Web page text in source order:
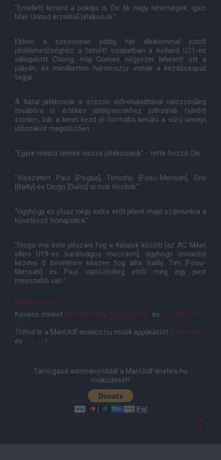
"Emellett kiment a bokája is. De ők nagy tehetségek, igazi
Man United érzelmű játékosok."
Ebben a szezonban eddig hat alkalommal jutott
játéklehetőséghez a felnőtt csapatban a holland U21-es
válogatott Chong, míg Gomes négyszer lehetett ott a
pályán, és mindketten háromszor voltak a kezdőcsapat
tagjai.
A fiatal játékosok a szezon előrehaladtával valószínűleg
továbbra is értékes játékpercekhez juthatnak felnőtt
szinten, bár a keret kezd jó formába kerülni a sűrű ünnepi
időszakot megelőzően.
"Egyre másra térnek vissza játékosaink" - tette hozzá Ole.
"Visszatért Paul [Pogba], Timothy [Fosu-Mensah], Eric
[Bailly] és Diogo [Dalot] is már közénk."
"Úgyhogy ez plusz négy extra erőt jelent majd számunkra a
következő hónapokra."
"Diogo ma este játszani fog a fiatalok között [az AC Milan
elleni U19-es barátságos meccsen], úgyhogy onnantól
kezdve ő bevetésre készen fog állni. Bailly, Tim [Fosu-
Mensah] és Paul valószínűleg ettől még egy picit
messzebb van."
Manutd.com
Kövess minket Facebookon, Instagramon és YouTube-on
is!
Töltsd le a ManUtdFanatics.hu mobil applikációt Androidra
és iOS-re!
Támogasd adományoddal a ManUtdFanatics.hu
működését!